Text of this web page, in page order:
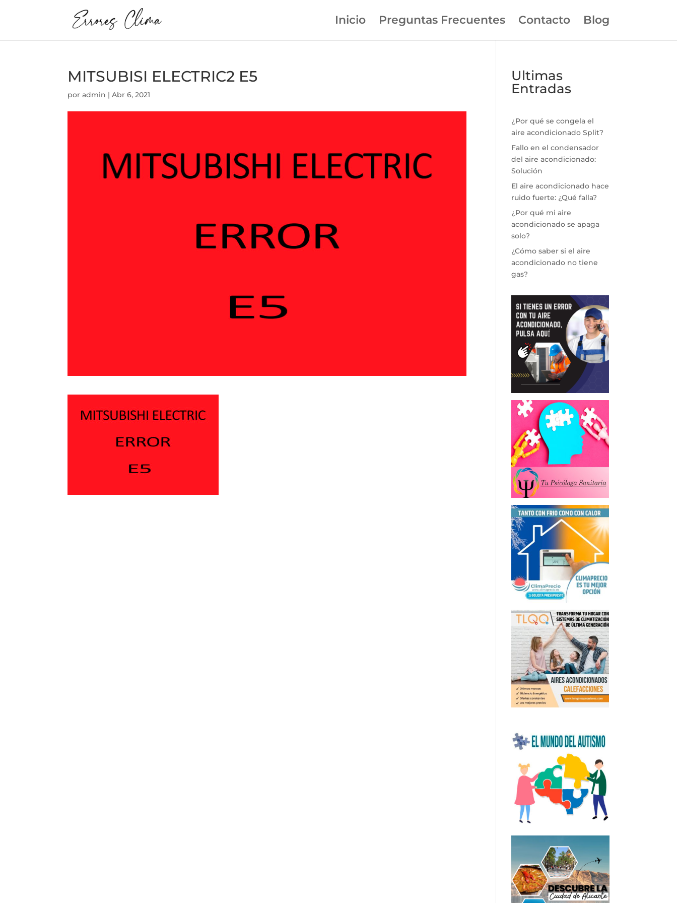
Inicio Preguntas Frecuentes Contacto Blog
MITSUBISI ELECTRIC2 E5
poradmin |Abr 6, 2021
Ultimas
Entradas
¿Por qué se congela el
aire acondicionado Split?
Fallo en el condensador
del aire acondicionado:
Solución
El aire acondicionado hace
ruido fuerte: ¿Qué falla?
¿Por qué mi aire
acondicionado se apaga
solo?
¿Cómo saber si el aire
acondicionado no tiene
gas?